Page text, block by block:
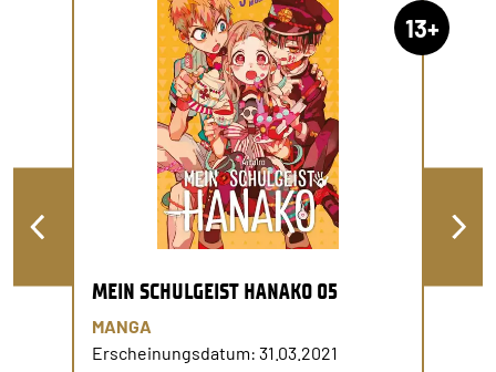
13+
MEIN SCHULGEIST HANAKO 05
MANGA
Erscheinungsdatum: 31.03.2021